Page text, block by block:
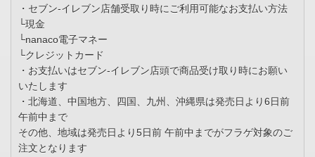
・セブン-イレブン店舗受取り時にご利用可能なお支払い方法
└現金
└nanaco電子マネー
└クレジットカード
・お支払いはセブン-イレブン店頭で商品受け取り時にお願い
いたします
・北海道、中国地方、四国、九州、沖縄県は発売日より6日前
午前中まで
その他、地域は発売日より5日前 午前中までがフラゲ対象のご
注文となります